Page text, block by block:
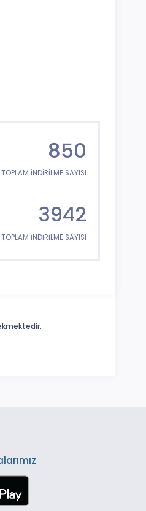
850
TOPLAM İNDİRİLME SAYISI
3942
TOPLAM İNDİRİLME SAYISI